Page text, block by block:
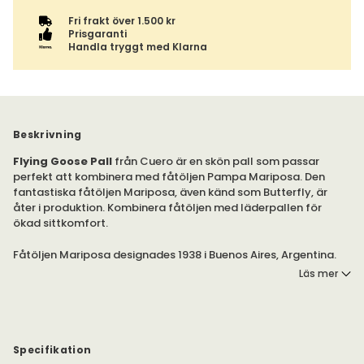
Fri frakt över 1.500 kr
Prisgaranti
Handla tryggt med Klarna
Beskrivning
Flying Goose Pall från Cuero är en skön pall som passar
perfekt att kombinera med fåtöljen Pampa Mariposa. Den
fantastiska fåtöljen Mariposa, även känd som Butterfly, är
åter i produktion. Kombinera fåtöljen med läderpallen för
ökad sittkomfort.
Fåtöljen Mariposa designades 1938 i Buenos Aires, Argentina.
Trots att den fick många designutmärkelser var det få stolar
Pallen är tillverkad i samma stil som fåtöljen. Välj mellan
Läs mer
Specifikation